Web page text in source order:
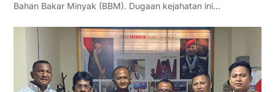
Bahan Bakar Minyak (BBM). Dugaan kejahatan ini…